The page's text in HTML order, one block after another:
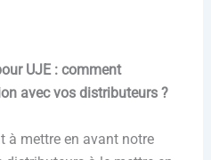
UJE : comment
avec vos distributeurs ?
à mettre en avant notre